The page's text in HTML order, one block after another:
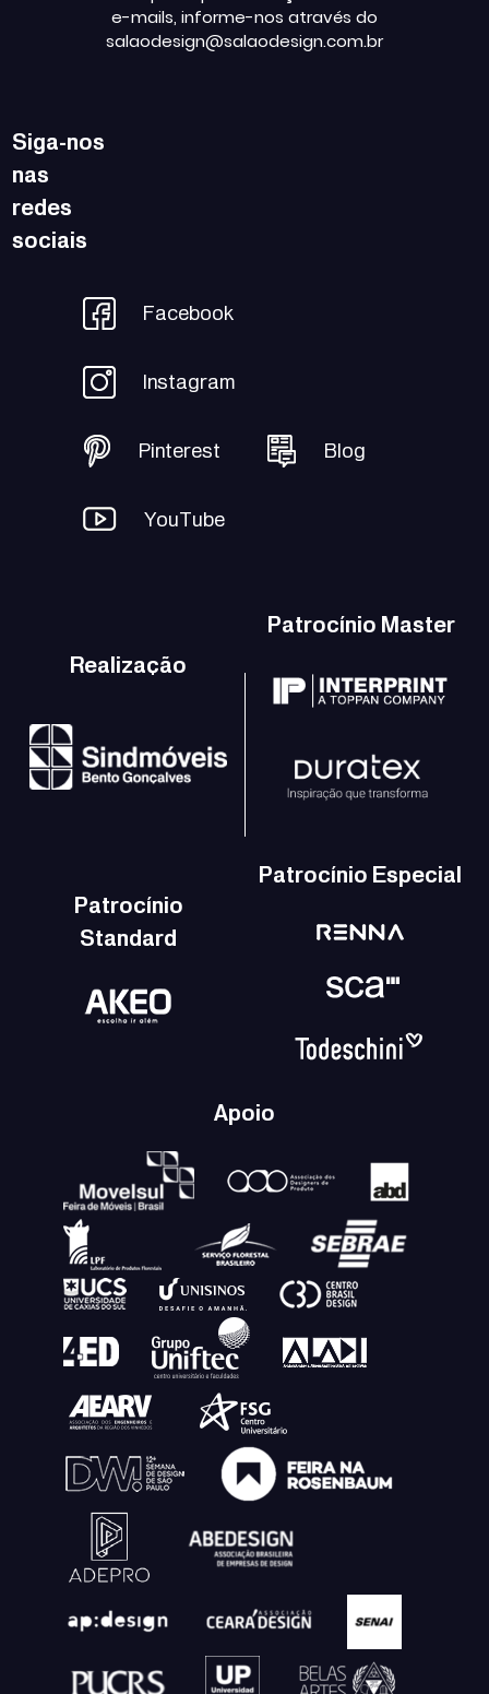
e-mails, informe-nos através do
salaodesign@salaodesign.com.br
Siga-nos
nas
redes
sociais
Facebook
Instagram
Pinterest Blog
YouTube
Realização
Patrocínio Master
Patrocínio
Standard
Patrocínio Especial
Apoio